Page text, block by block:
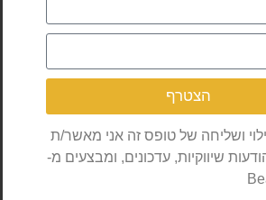
ושליחה של טופס זה אני מאשר/ת
שיווקיות, עדכונים, ומבצעים מ-
הצטרף